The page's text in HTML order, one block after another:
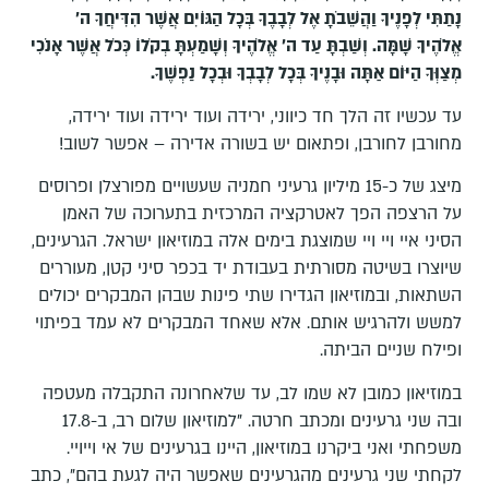
נָתַתִּי לְפָנֶיךָ וַהֲשֵׁבֹתָ אֶל לְבָבֶךָ בְּכָל הַגּוֹיִם אֲשֶׁר הִדִּיחֲךָ ה'
אֱלֹהֶיךָ שָׁמָּה. וְשַׁבְתָּ עַד ה' אֱלֹהֶיךָ וְשָׁמַעְתָּ בְקֹלוֹ כְּכֹל אֲשֶׁר אָנֹכִי
מְצַוְּךָ הַיּוֹם אַתָּה וּבָנֶיךָ בְּכָל לְבָבְךָ וּבְכָל נַפְשֶׁךָ.
עד עכשיו זה הלך חד כיווני, ירידה ועוד ירידה ועוד ירידה,
מחורבן לחורבן, ופתאום יש בשורה אדירה – אפשר לשוב!
מיצג של כ-15 מיליון גרעיני חמניה שעשויים מפורצלן ופרוסים
על הרצפה הפך לאטרקציה המרכזית בתערוכה של האמן
הסיני איי ויי ויי שמוצגת בימים אלה במוזיאון ישראל. הגרעינים,
שיוצרו בשיטה מסורתית בעבודת יד בכפר סיני קטן, מעוררים
השתאות, ובמוזיאון הגדירו שתי פינות שבהן המבקרים יכולים
למשש ולהרגיש אותם. אלא שאחד המבקרים לא עמד בפיתוי
ופילח שניים הביתה.
במוזיאון כמובן לא שמו לב, עד שלאחרונה התקבלה מעטפה
ובה שני גרעינים ומכתב חרטה. "למוזיאון שלום רב, ב-17.8
משפחתי ואני ביקרנו במוזיאון, היינו בגרעינים של אי וייויי.
לקחתי שני גרעינים מהגרעינים שאפשר היה לגעת בהם", כתב